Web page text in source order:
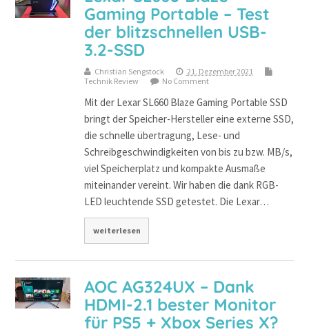
Gaming Portable – Test
der blitzschnellen USB-
3.2-SSD
Christian Sengstock
21. Dezember 2021
Technik Review
No Comment
Mit der Lexar SL660 Blaze Gaming Portable SSD
bringt der Speicher-Hersteller eine externe SSD,
die schnelle übertragung, Lese- und
Schreibgeschwindigkeiten von bis zu bzw. MB/s,
viel Speicherplatz und kompakte Ausmaße
miteinander vereint. Wir haben die dank RGB-
LED leuchtende SSD getestet. Die Lexar…
weiterlesen
AOC AG324UX – Dank
HDMI-2.1 bester Monitor
für PS5 + Xbox Series X?